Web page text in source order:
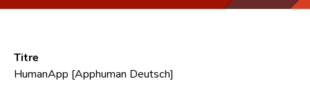
Foire aux questions
CNL
Titre
HumanApp [Apphuman Deutsch]